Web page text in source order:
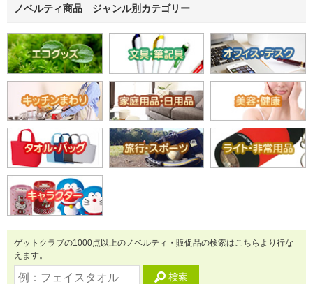
ノベルティ商品 ジャンル別カテゴリー
ゲットクラブの1000点以上のノベルティ・販促品の検索はこちらより行な
えます。